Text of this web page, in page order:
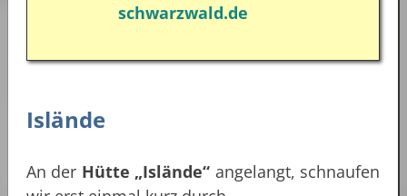
schwarzwald.de
Islände
An der Hütte „Islände“ angelangt, schnaufen